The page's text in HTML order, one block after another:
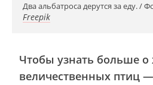
Два альбатроса дерутся за еду. /
Freepik
Чтобы узнать больше о
величественных птиц